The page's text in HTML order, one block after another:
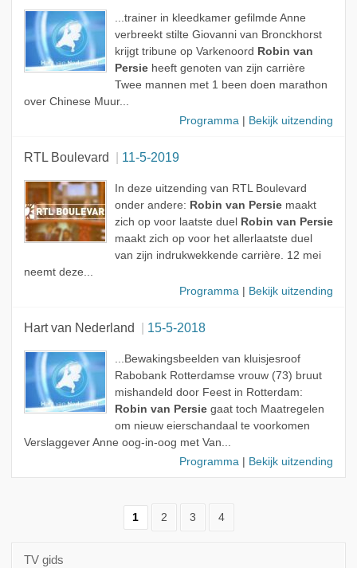
...trainer in kleedkamer gefilmde Anne
verbreekt stilte Giovanni van Bronckhorst
krijgt tribune op Varkenoord Robin van
Persieheeft genoten van zijn carrière
Twee mannen met 1 been doen marathon
over Chinese Muur...
Programma
Bekijk uitzending
RTL Boulevard 11-5-2019
In deze uitzending van RTL Boulevard
onder andere: Robin van Persiemaakt
zich op voor laatste duel
Robin van Persie
maakt zich op voor het allerlaatste duel
van zijn indrukwekkende carrière. 12 mei
neemt deze...
Programma
Bekijk uitzending
Hart van Nederland 15-5-2018
...Bewakingsbeelden van kluisjesroof
Rabobank Rotterdamse vrouw (73) bruut
mishandeld door Feest in Rotterdam:
Robin van Persiegaat toch Maatregelen
om nieuw eierschandaal te voorkomen
Verslaggever Anne oog-in-oog met Van...
Programma
Bekijk uitzending
1 2 3 4
TV gids